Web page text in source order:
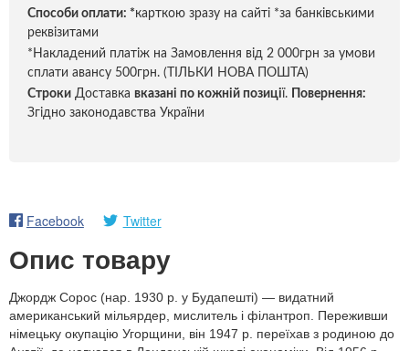
Способи оплати: *карткою зразу на сайті *за банківськими
реквізитами
*Накладений платіж на Замовлення від 2 000грн за умови
сплати авансу 500грн. (ТІЛЬКИ НОВА ПОШТА)
Строки Доставка вказані по кожній позиції.
Повернення:
Згідно законодавства України
Facebook Twitter
Опис товару
Джордж Сорос (нар. 1930 р. у Будапешті) — видатний
американський мільярдер, мислитель і філантроп. Переживши
німецьку окупацію Угорщини, він 1947 р. переїхав з родиною до